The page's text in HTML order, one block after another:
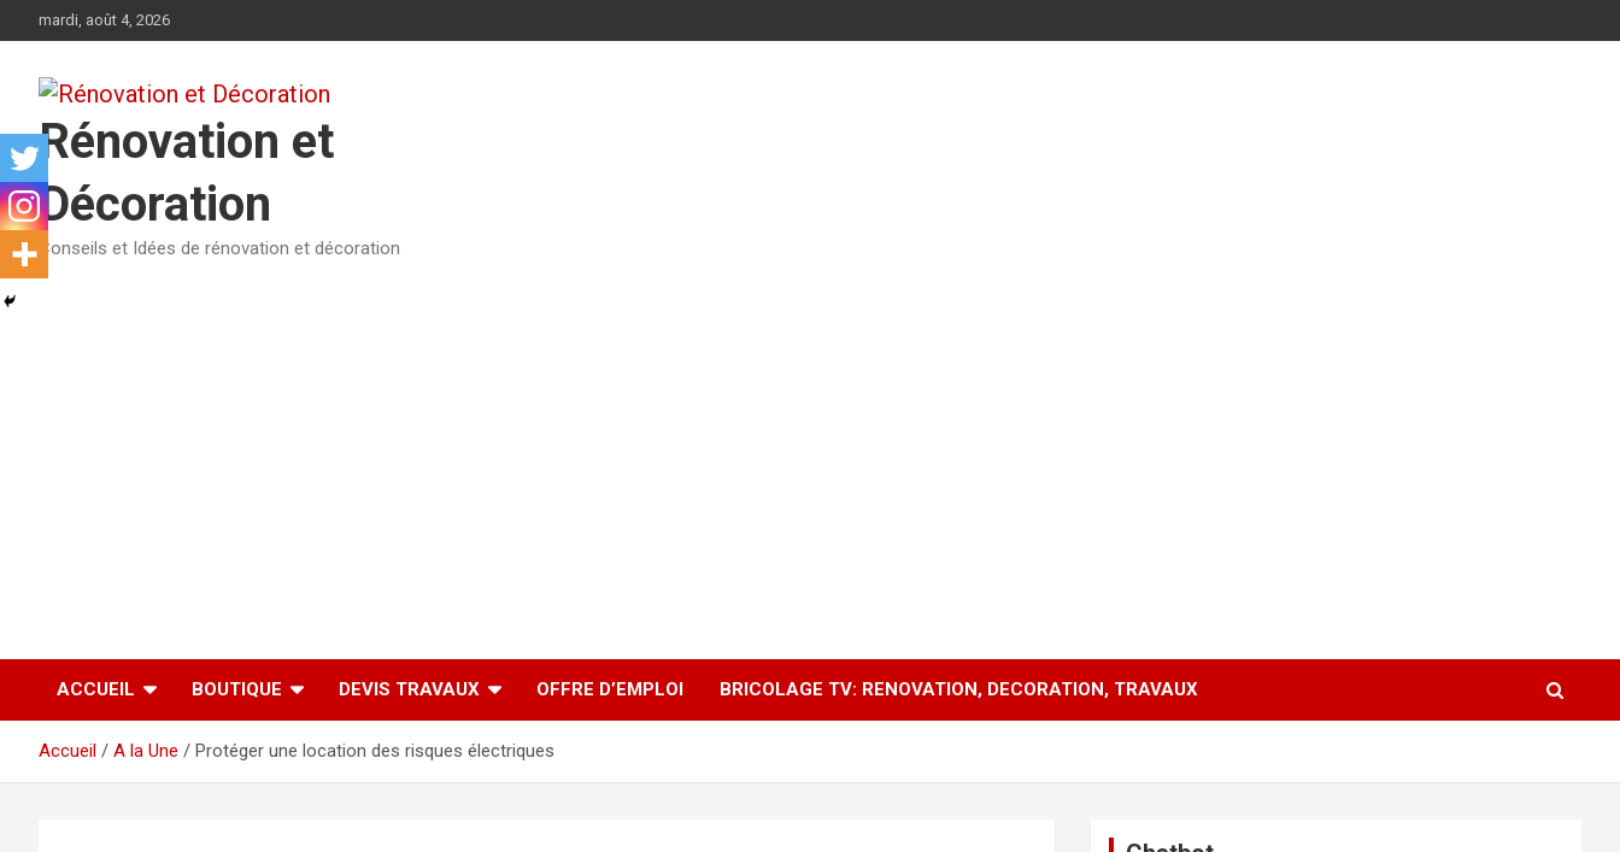
au
mardi, août 4, 2026
Rénovation et
Décoration
Conseils et Idées de rénovation et décoration
ACCUEIL BOUTIQUE DEVIS TRAVAUX OFFRE D’EMPLOI BRICOLAGE TV: RENOVATION, DECORATION, TRAVAUX
Accueil A la Une Protéger une location des risques électriques